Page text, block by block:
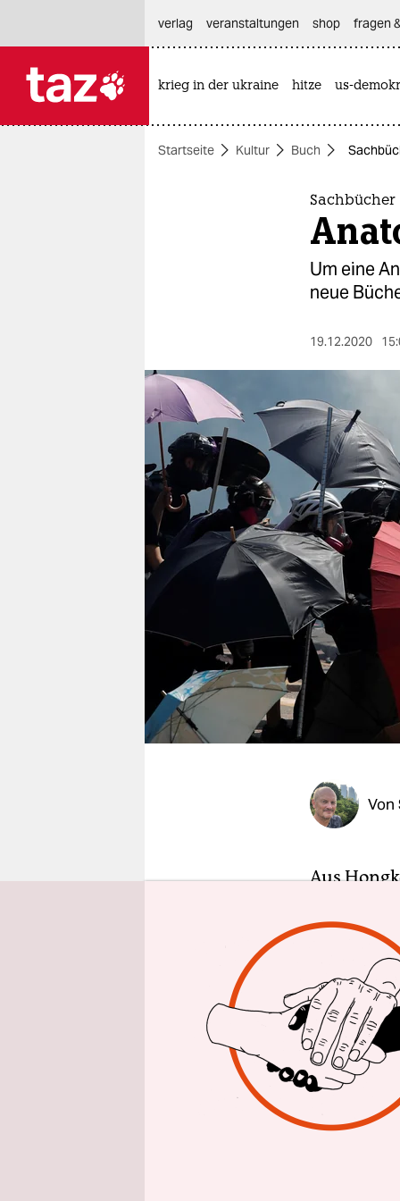
themen
berlin
nord
wahrheit
verlag
verlag
shop
fragen & hilfe
unterstützen
abo
verlag
veranstaltungen shop fragen
krieg in der ukraine hitze us-
Startseite Kultur Buch
Um eine
neue
19.12.2020
Von
Aus
Kampf für
hat mit
gewehrt
verlangt.
Mit